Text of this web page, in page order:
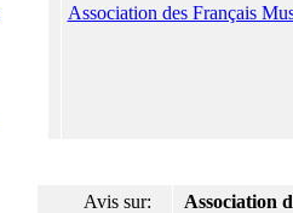
Association des Français
Avis sur: Association